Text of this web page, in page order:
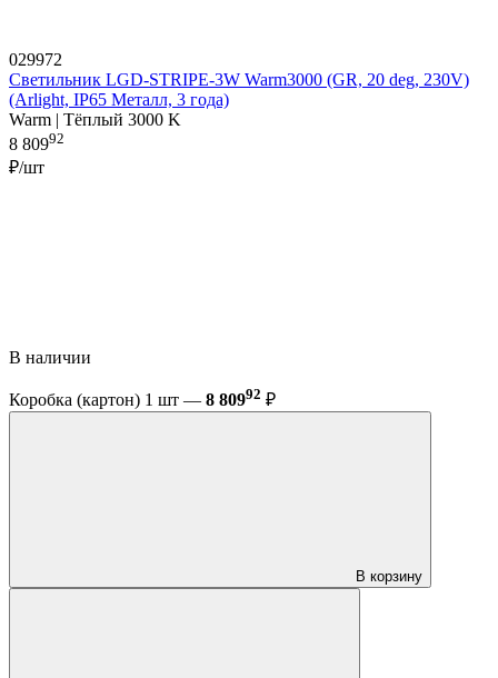
029972
Светильник LGD-STRIPE-3W Warm3000 (GR, 20 deg, 230V)
(Arlight, IP65 Металл, 3 года)
Warm | Тёплый 3000 K
8 80992
₽/шт
В наличии
Коробка (картон) 1 шт — 8 80992 ₽
В корзину